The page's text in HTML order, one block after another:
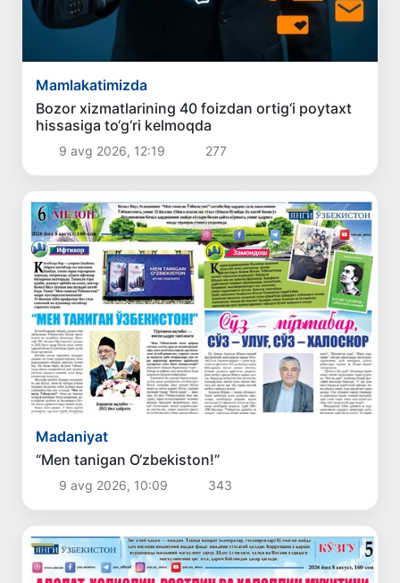
Mamlakatimizda
Bozor xizmatlarining 40 foizdan ortig‘i poytaxt
hissasiga to‘g‘ri kelmoqda
9 avg 2026, 12:19 277
Madaniyat
“Men tanigan O‘zbekiston!”
9 avg 2026, 10:09 343